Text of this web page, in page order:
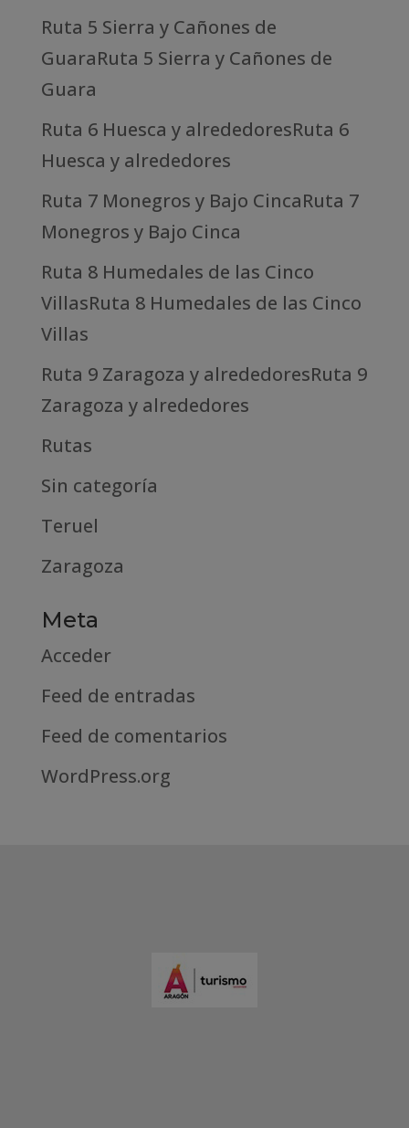
Ruta 5 Sierra y Cañones de
GuaraRuta 5 Sierra y Cañones de
Guara
Ruta 6 Huesca y alrededoresRuta 6
Huesca y alrededores
Ruta 7 Monegros y Bajo CincaRuta 7
Monegros y Bajo Cinca
Ruta 8 Humedales de las Cinco
VillasRuta 8 Humedales de las Cinco
Villas
Ruta 9 Zaragoza y alrededoresRuta 9
Zaragoza y alrededores
Rutas
Sin categoría
Teruel
Zaragoza
Meta
Acceder
Feed de entradas
Feed de comentarios
WordPress.org